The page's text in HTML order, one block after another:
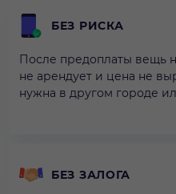
БЕЗ РИСКА
После предоплаты вещь
не арендует и цена не
нужна в другом городе
БЕЗ ЗАЛОГА